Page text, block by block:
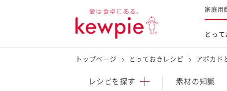
とって
家庭用
トップページ とっておきレシピ アボカド
レシピを探す 素材の知識